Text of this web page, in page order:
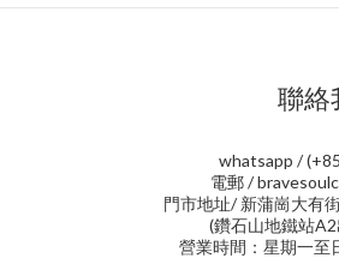
聯絡
whatsapp /
電郵 /
門市地址/ 新蒲崗大有
(鑽石山地鐵站
營業時間：星期一至